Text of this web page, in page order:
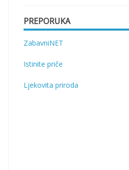
PREPORUKA
ZabavniNET
Istinite priče
Ljekovita priroda